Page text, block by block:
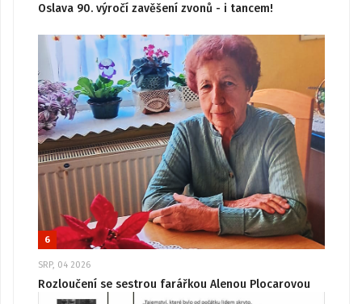
Oslava 90. výročí zavěšení zvonů - i tancem!
6
SRP, 04 2026
Rozloučení se sestrou farářkou Alenou Plocarovou